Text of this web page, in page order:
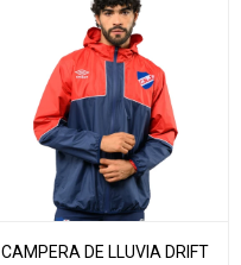
CAMPERA DE LLUVIA DRIFT